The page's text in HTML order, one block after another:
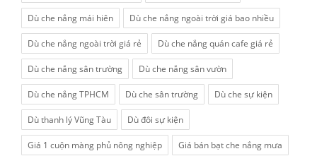
Dù che nắng mái hiên Dù che nắng ngoài trời giá bao nhiều
Dù che nắng ngoài trời giá rẻ Dù che nắng quán cafe giá rẻ
Dù che nắng sân trường Dù che nắng sân vườn
Dù che nắng TPHCM Dù che sân trường Dù che sự kiện
Dù thanh lý Vũng Tàu Dù đôi sự kiện
Giá 1 cuộn màng phủ nông nghiệp Giá bán bạt che nắng mưa